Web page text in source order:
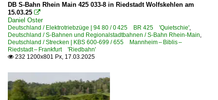
DB S-Bahn Rhein Main 425 033-8 in Riedstadt Wolfskehlen am
15.03.25 
Daniel Oster
Deutschland / Elektrotriebzüge | 94 80 / 0 425 BR 425 'Quietschie'
Deutschland / S-Bahnen und Regionalstadtbahnen / S-Bahn Rhein-Main
Deutschland / Strecken | KBS 600-699 / 655 Mannheim – Biblis –
Riedstadt – Frankfurt 'Riedbahn'
 232 1200x801 Px, 17.03.2025